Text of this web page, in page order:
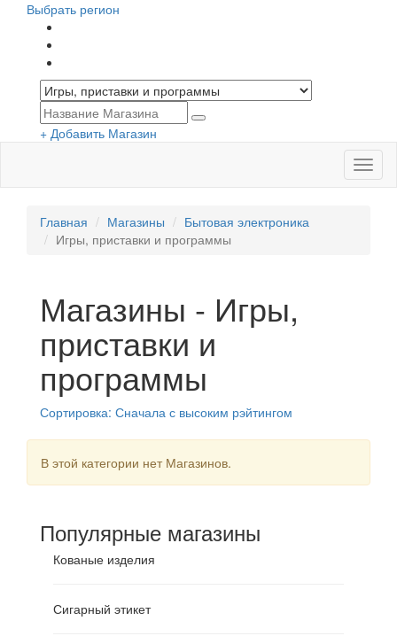
Выбрать регион
+ Добавить Магазин
Меню
Главная Магазины
Бытовая электроника
Игры, приставки и программы
Магазины - Игры,
приставки и
программы
Сортировка: Сначала с высоким рэйтингом
В этой категории нет Магазинов.
Популярные магазины
Кованые изделия
Сигарный этикет